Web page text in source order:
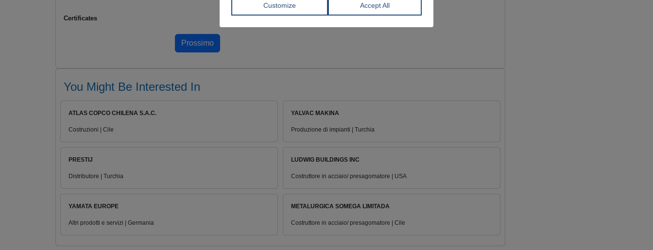
Certificates
You Might Be Interested In
ATLAS COPCO CHILENA S.A.C.
Costruzioni | Cile
YALVAC MAKINA
Produzione di impianti | Turchia
PRESTIJ
Distributore | Turchia
LUDWIG BUILDINGS INC
Costruttore in acciaio/ presagomatore | USA
YAMATA EUROPE
Altri prodotti e servizi | Germania
METALURGICA SOMEGA LIMITADA
Costruttore in acciaio/ presagomatore | Cile